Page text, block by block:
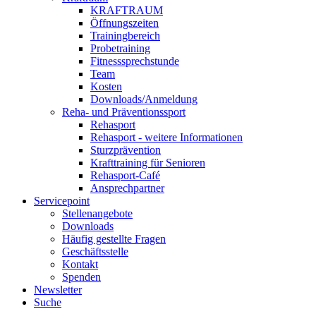
KRAFTRAUM
Öffnungszeiten
Trainingbereich
Probetraining
Fitnesssprechstunde
Team
Kosten
Downloads/Anmeldung
Reha- und Präventionssport
Rehasport
Rehasport - weitere Informationen
Sturzprävention
Krafttraining für Senioren
Rehasport-Café
Ansprechpartner
Servicepoint
Stellenangebote
Downloads
Häufig gestellte Fragen
Geschäftsstelle
Kontakt
Spenden
Newsletter
Suche